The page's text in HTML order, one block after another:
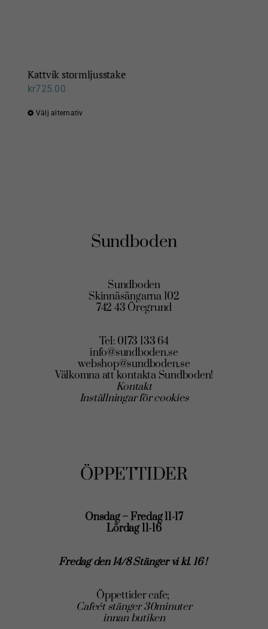
Kattvik stormljusstake
kr725.00
Välj alternativDen
alternativen
på
produktsidan
Sundboden
Sundboden
Skinnäsängarna 102
742 43 Öregrund
Tel: 0173 133 64
info@sundboden.se
webshop@sundboden.se
Välkomna att kontakta Sundboden!
Kontakt
Inställningar för cookies
ÖPPETTIDER
Onsdag – Fredag 11-17
Lördag 11-16
Fredag den 14/8 Stänger vi kl. 16 !
Öppettider cafe;
Cafeét stänger 30minuter
innan butiken